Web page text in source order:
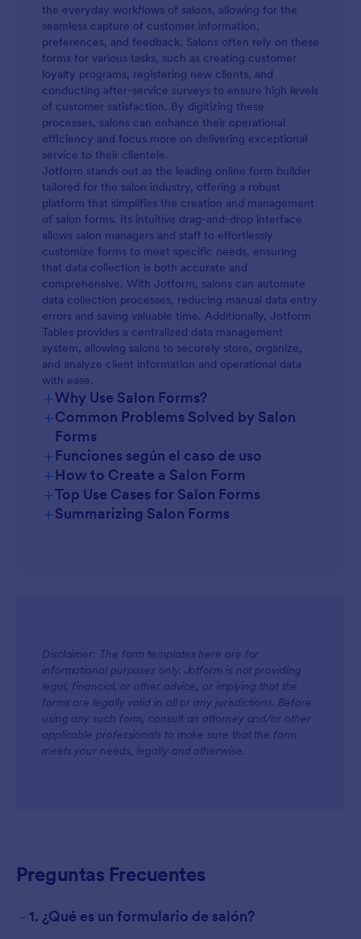
formulario se puede modificar fácilmente para
cambiar el contenido a fin de proporcionar
contenido más detallado para un determinado
procedimiento. Utilice este formulario para sus
pacientes que se someterán a una operación.
Ayúdelos a estar informados y a tomar decisiones
sensatas."
the everyday workflows of salons, allowing for the
seamless capture of customer information,
preferences, and feedback. Salons often rely on these
forms for various tasks, such as creating customer
loyalty programs, registering new clients, and
conducting after-service surveys to ensure high levels
of customer satisfaction. By digitizing these
processes, salons can enhance their operational
efficiency and focus more on delivering exceptional
service to their clientele.
Jotform stands out as the leading online form builder
tailored for the salon industry, offering a robust
platform that simplifies the creation and management
of salon forms. Its intuitive drag-and-drop interface
allows salon managers and staff to effortlessly
customize forms to meet specific needs, ensuring
that data collection is both accurate and
comprehensive. With Jotform, salons can automate
data collection processes, reducing manual data entry
errors and saving valuable time. Additionally, Jotform
Tables provides a centralized data management
system, allowing salons to securely store, organize,
and analyze client information and operational data
with ease.
+Why Use Salon Forms?
+Common Problems Solved by Salon
Forms
+Funciones según el caso de uso
+How to Create a Salon Form
+Top Use Cases for Salon Forms
For Managers
For Teams
+Summarizing Salon Forms
Disclaimer: The form templates here are for
informational purposes only. Jotform is not providing
legal, financial, or other advice, or implying that the
forms are legally valid in all or any jurisdictions. Before
using any such form, consult an attorney and/or other
applicable professionals to make sure that the form
meets your needs, legally and otherwise.
Preguntas Frecuentes
- 1. ¿Qué es un formulario de salón?